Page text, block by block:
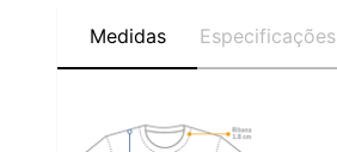
Medidas Especificações